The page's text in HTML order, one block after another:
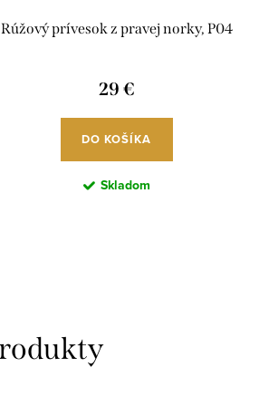
Rúžový prívesok z pravej norky, P04
29 €
DO KOŠÍKA
Skladom